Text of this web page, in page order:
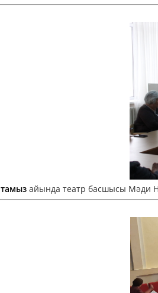
айында театр басшысы Мәди